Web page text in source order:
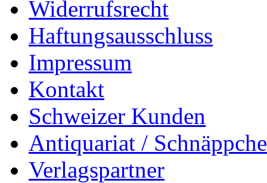
Widerrufsrecht
Haftungsausschluss
Impressum
Kontakt
Schweizer Kunden
Antiquariat /
Verlagspartner